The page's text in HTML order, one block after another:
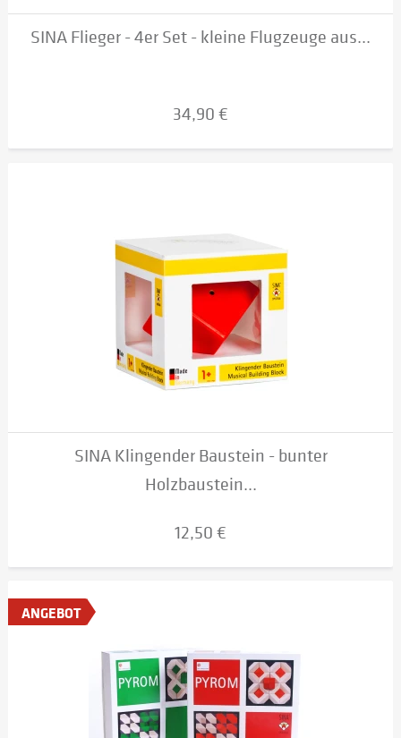
SINA Flieger - 4er Set - kleine Flugzeuge aus...
34,90 €
SINA Klingender Baustein - bunter
Holzbaustein...
12,50 €
ANGEBOT